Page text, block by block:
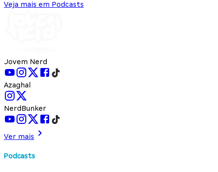
Veja mais em Podcasts
Jovem Nerd
Azaghal
NerdBunker
Ver mais
Podcasts